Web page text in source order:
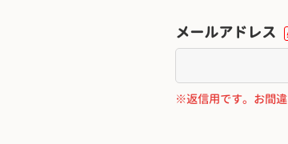
メールアドレス
※返信用です。お間違